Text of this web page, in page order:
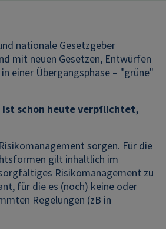
nationale Gesetzgeber
mit neuen Gesetzen, Entwürfen
einer Übergangsphase – "grüne"
ist schon heute verpflichtet,
sorgen. Für die
gilt inhaltlich im
Risikomanagement zu
für die es (noch) keine oder
Regelungen (zB in